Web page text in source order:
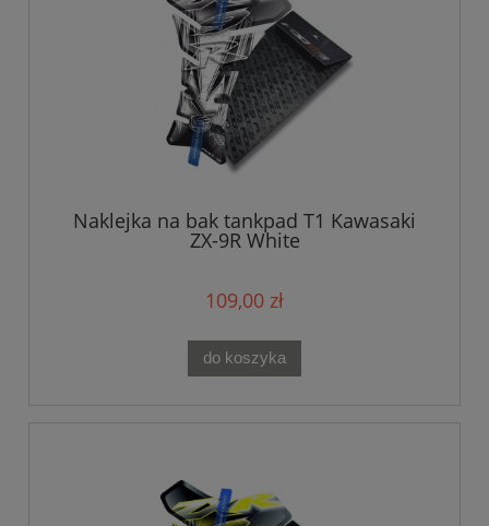
Naklejka na bak tankpad T1 Kawasaki
ZX-9R White
109,00 zł
do koszyka